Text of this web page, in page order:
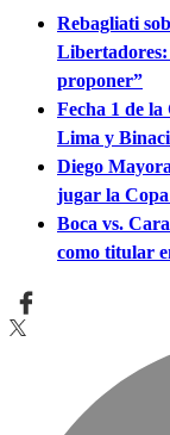
Rebagliati
Libertadores:
proponer”
Fecha 1 de
Lima y
Diego
jugar la
Boca vs.
como titular